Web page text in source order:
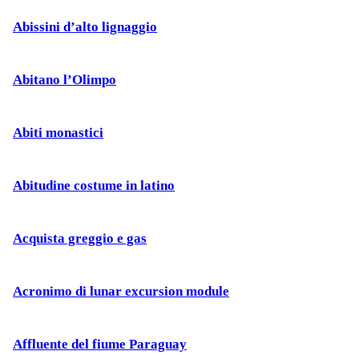
Abissini d’alto lignaggio
Abitano l’Olimpo
Abiti monastici
Abitudine costume in latino
Acquista greggio e gas
Acronimo di lunar excursion module
Affluente del fiume Paraguay